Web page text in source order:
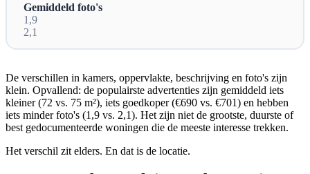
Gemiddeld foto's
1,9
2,1
De verschillen in kamers, oppervlakte, beschrijving en foto's zijn
klein. Opvallend: de populairste advertenties zijn gemiddeld iets
kleiner (72 vs. 75 m²), iets goedkoper (€690 vs. €701) en hebben
iets minder foto's (1,9 vs. 2,1). Het zijn niet de grootste, duurste of
best gedocumenteerde woningen die de meeste interesse trekken.
Het verschil zit elders. En dat is de locatie.